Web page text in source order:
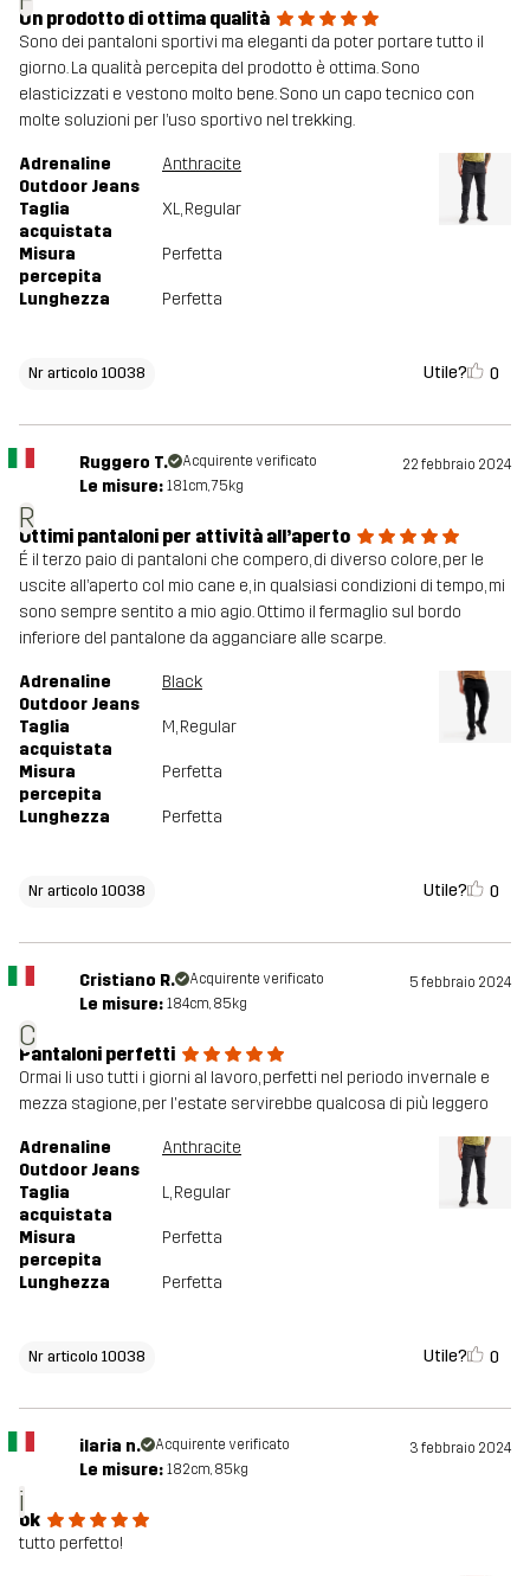
Un prodotto di ottima qualità
Sono dei pantaloni sportivi ma eleganti da poter portare tutto il
giorno. La qualità percepita del prodotto è ottima. Sono
elasticizzati e vestono molto bene. Sono un capo tecnico con
molte soluzioni per l’uso sportivo nel trekking.
Adrenaline
Outdoor Jeans
Anthracite
Taglia
acquistata
XL, Regular
Misura
percepita
Perfetta
Lunghezza Perfetta
Nr articolo 10038 Utile? 0
R
Ruggero T. Acquirente verificato 22 febbraio 2024
Le misure: 181cm, 75kg
Ottimi pantaloni per attività all’aperto
É il terzo paio di pantaloni che compero, di diverso colore, per le
uscite all’aperto col mio cane e, in qualsiasi condizioni di tempo, mi
sono sempre sentito a mio agio. Ottimo il fermaglio sul bordo
inferiore del pantalone da agganciare alle scarpe.
Adrenaline
Outdoor Jeans
Black
Taglia
acquistata
M, Regular
Misura
percepita
Perfetta
Lunghezza Perfetta
Nr articolo 10038 Utile? 0
C
Cristiano R. Acquirente verificato 5 febbraio 2024
Le misure: 184cm, 85kg
Pantaloni perfetti
Ormai li uso tutti i giorni al lavoro, perfetti nel periodo invernale e
mezza stagione, per l'estate servirebbe qualcosa di più leggero
Adrenaline
Outdoor Jeans
Anthracite
Taglia
acquistata
L, Regular
Misura
percepita
Perfetta
Lunghezza Perfetta
Nr articolo 10038 Utile? 0
i
ilaria n. Acquirente verificato 3 febbraio 2024
Le misure: 182cm, 85kg
ok
tutto perfetto!